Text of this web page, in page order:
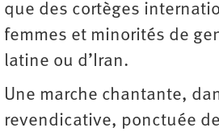
que des cortèges
femmes et minorités de
latine ou d’Iran.
Une marche chantante,
revendicative, ponctuée